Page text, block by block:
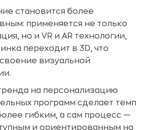
становится более
применяется не только
но и VR и AR технологии,
переходит в 3D, что
визуальной
на персонализацию
программ сделает темп
гибким, а сам процесс —
и ориентированным на